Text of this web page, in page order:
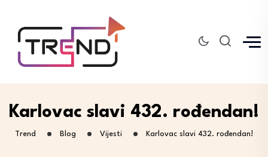
Karlovac slavi 432. rođendan!
Trend Blog Vijesti Karlovac slavi 432. rođendan!